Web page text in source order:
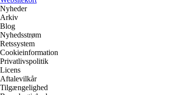
Nyheder
Arkiv
Blog
Nyhedsstrøm
Retssystem
Cookieinformation
Privatlivspolitik
Licens
Aftalevilkår
Tilgængelighed